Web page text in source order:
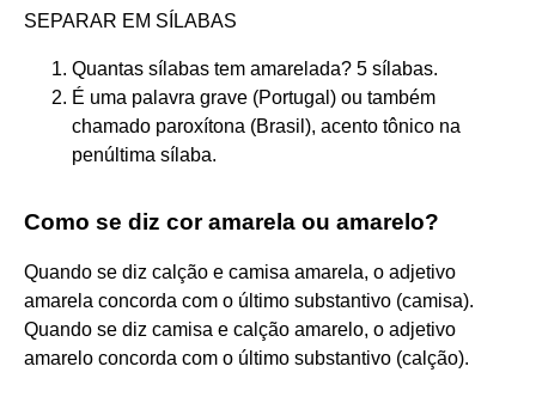
SEPARAR EM SÍLABAS
Quantas sílabas tem amarelada? 5 sílabas.
É uma palavra grave (Portugal) ou também
chamado paroxítona (Brasil), acento tônico na
penúltima sílaba.
Como se diz cor amarela ou amarelo?
Quando se diz calção e camisa amarela, o adjetivo
amarela concorda com o último substantivo (camisa).
Quando se diz camisa e calção amarelo, o adjetivo
amarelo concorda com o último substantivo (calção).